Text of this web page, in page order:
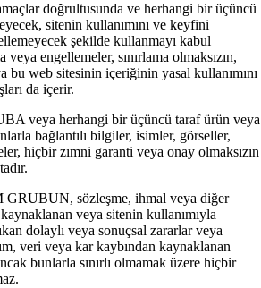
doğrultusunda ve herhangi bir üçüncü
sitenin kullanımını ve keyfini
şekilde kullanmayı kabul
veya engellemeler, sınırlama olmaksızın,
bu web sitesinin içeriğinin yasal kullanımını
da içerir.
veya herhangi bir üçüncü taraf ürün veya
bağlantılı bilgiler, isimler, görseller,
hiçbir zımni garanti veya onay olmaksızın
sözleşme, ihmal veya diğer
veya sitenin kullanımıyla
dolaylı veya sonuçsal zararlar veya
veri veya kar kaybından kaynaklanan
bunlarla sınırlı olmamak üzere hiçbir